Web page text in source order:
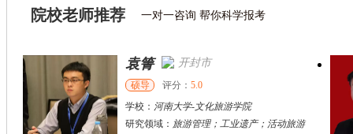
院校老师推荐 一对一咨询 帮你科学报考
袁箐 开封市
硕导 评分： 5.0
学校： 河南大学-文化旅游学院
研究领域： 旅游管理；工业遗产；活动旅游